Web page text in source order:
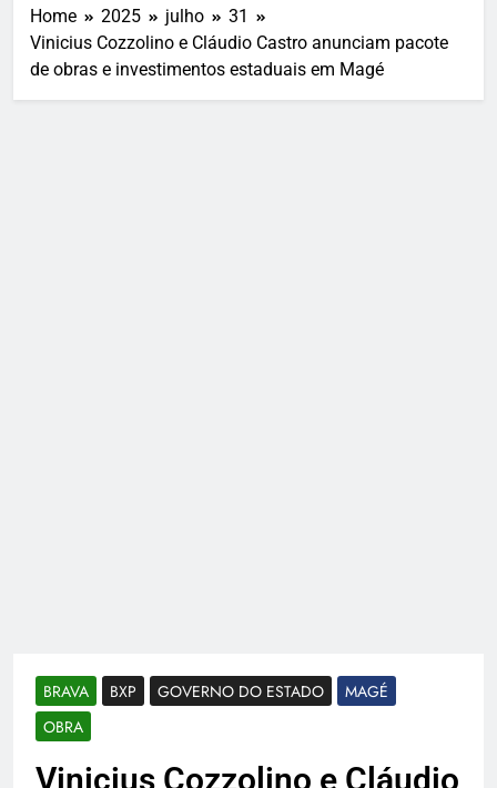
Home 2025 julho
31
Vinicius Cozzolino e Cláudio Castro anunciam pacote
de obras e investimentos estaduais em Magé
BRAVA BXP GOVERNO DO ESTADO
MAGÉ
OBRA
Vinicius Cozzolino e Cláudio